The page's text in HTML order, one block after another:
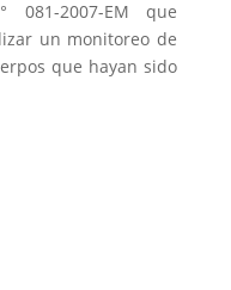
2007-EM que
un monitoreo de
que hayan sido